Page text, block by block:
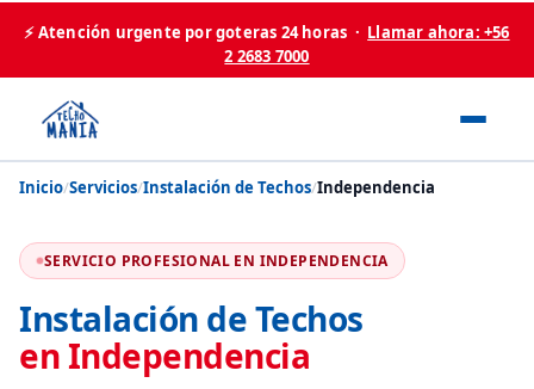
⚡ Atención urgente por goteras 24 horas · Llamar ahora: +56
2 2683 7000
Inicio/Servicios/Instalación de Techos/Independencia
SERVICIO PROFESIONAL EN INDEPENDENCIA
Instalación de Techos
en Independencia